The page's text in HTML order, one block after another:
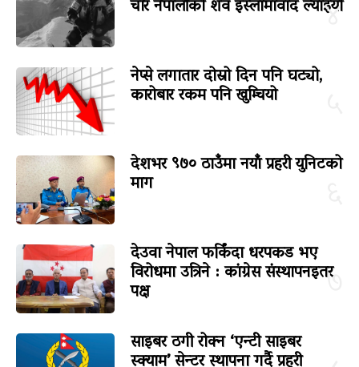
४
चार नेपालीको शव इस्लामावाद ल्याइयो
नेप्से लगातार दोस्रो दिन पनि घट्यो,
कारोबार रकम पनि खुम्चियो
देशभर ९७० ठाउँमा नयाँ प्रहरी युनिटको
माग
७
देउवा नेपाल फर्किंदा धरपकड भए
विरोधमा उत्रिने : कांग्रेस संस्थापनइतर
पक्ष
साइबर ठगी रोक्न ‘एन्टी साइबर